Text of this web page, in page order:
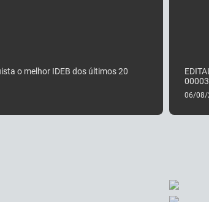
o melhor IDEB dos últimos 20
06/08/